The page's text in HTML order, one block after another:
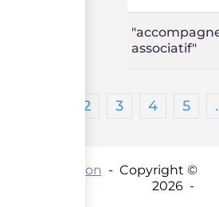
associatif"
2 3 4 5
Coordination - Copyright ©
2026 -